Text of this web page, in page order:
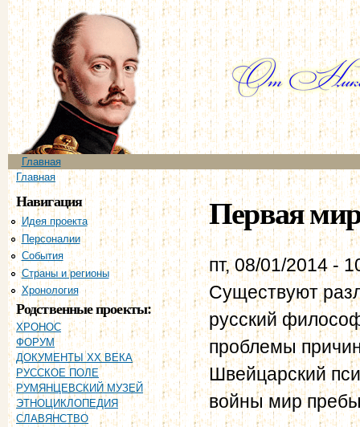
Главное меню
Главная
Вы здесь
Главная
Навигация
Идея проекта
Персоналии
События
Страны и регионы
Хронология
Родственные проекты:
ХРОНОС
ФОРУМ
ДОКУМЕНТЫ XX ВЕКА
РУССКОЕ ПОЛЕ
РУМЯНЦЕВСКИЙ МУЗЕЙ
ЭТНОЦИКЛОПЕДИЯ
СЛАВЯНСТВО
Первая
пт, 08/01/2014 -
Существуют
русский
проблемы
Швейцарский
войны мир